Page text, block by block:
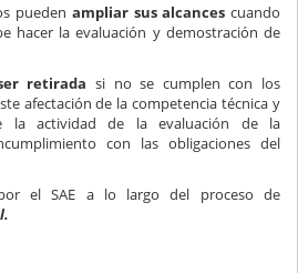
pueden ampliar sus alcances cuando
hacer la evaluación y demostración de
retirada si no se cumplen con los
afectación de la competencia técnica y
la actividad de la evaluación de la
con las obligaciones del
el SAE a lo largo del proceso de